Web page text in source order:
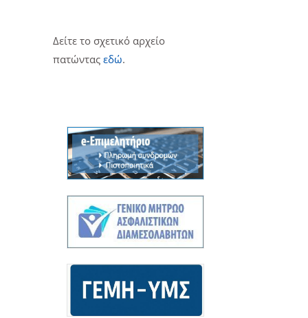
Δείτε το σχετικό αρχείο
πατώντας εδώ.